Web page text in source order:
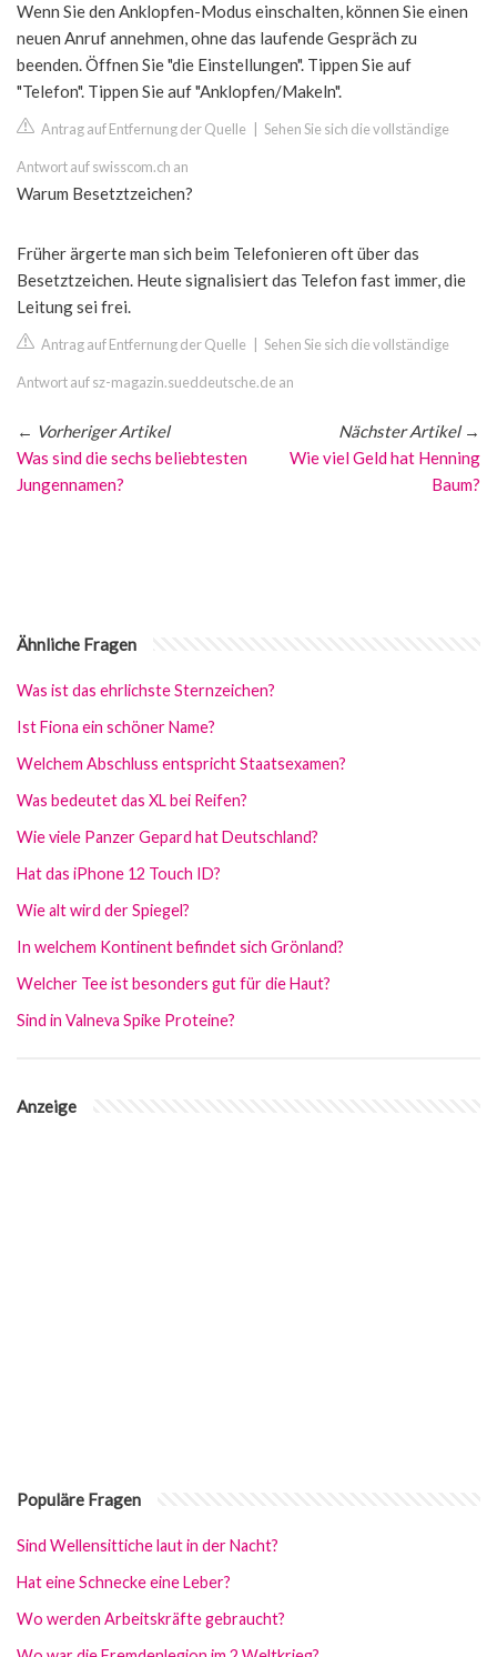
Wenn Sie den Anklopfen-Modus einschalten, können Sie einen
neuen Anruf annehmen, ohne das laufende Gespräch zu
beenden. Öffnen Sie "die Einstellungen". Tippen Sie auf
"Telefon". Tippen Sie auf "Anklopfen/Makeln".
Antrag auf Entfernung der Quelle Sehen Sie sich die vollständige
Antwort auf swisscom.ch an
Warum Besetztzeichen?
Früher ärgerte man sich beim Telefonieren oft über das
Besetztzeichen. Heute signalisiert das Telefon fast immer, die
Leitung sei frei.
Antrag auf Entfernung der Quelle Sehen Sie sich die vollständige
Antwort auf sz-magazin.sueddeutsche.de an
← Vorheriger Artikel
Was sind die sechs beliebtesten
Jungennamen?
Nächster Artikel→
Wie viel Geld hat Henning
Baum?
Ähnliche Fragen
Was ist das ehrlichste Sternzeichen?
Ist Fiona ein schöner Name?
Welchem Abschluss entspricht Staatsexamen?
Was bedeutet das XL bei Reifen?
Wie viele Panzer Gepard hat Deutschland?
Hat das iPhone 12 Touch ID?
Wie alt wird der Spiegel?
In welchem Kontinent befindet sich Grönland?
Welcher Tee ist besonders gut für die Haut?
Sind in Valneva Spike Proteine?
Anzeige
Populäre Fragen
Sind Wellensittiche laut in der Nacht?
Hat eine Schnecke eine Leber?
Wo werden Arbeitskräfte gebraucht?